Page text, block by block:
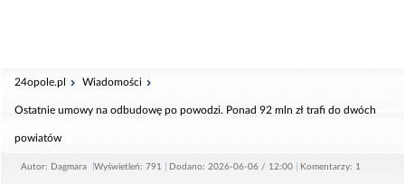
24opole.pl Wiadomości
Ostatnie umowy na odbudowę po powodzi. Ponad 92 mln zł trafi do dwóch
powiatów
Autor: Dagmara Wyświetleń: 791 Dodano: 2026-06-06 / 12:00 Komentarzy: 1